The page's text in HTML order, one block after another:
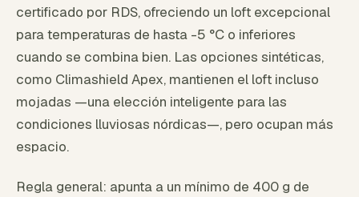
certificado por RDS, ofreciendo un loft excepcional
para temperaturas de hasta -5 °C o inferiores
cuando se combina bien. Las opciones sintéticas,
como Climashield Apex, mantienen el loft incluso
mojadas —una elección inteligente para las
condiciones lluviosas nórdicas—, pero ocupan más
espacio.
Regla general: apunta a un mínimo de 400 g de